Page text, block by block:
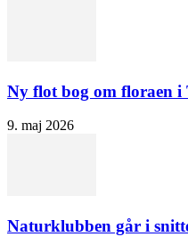
Ny flot bog om floraen i
9. maj 2026
Naturklubben går i